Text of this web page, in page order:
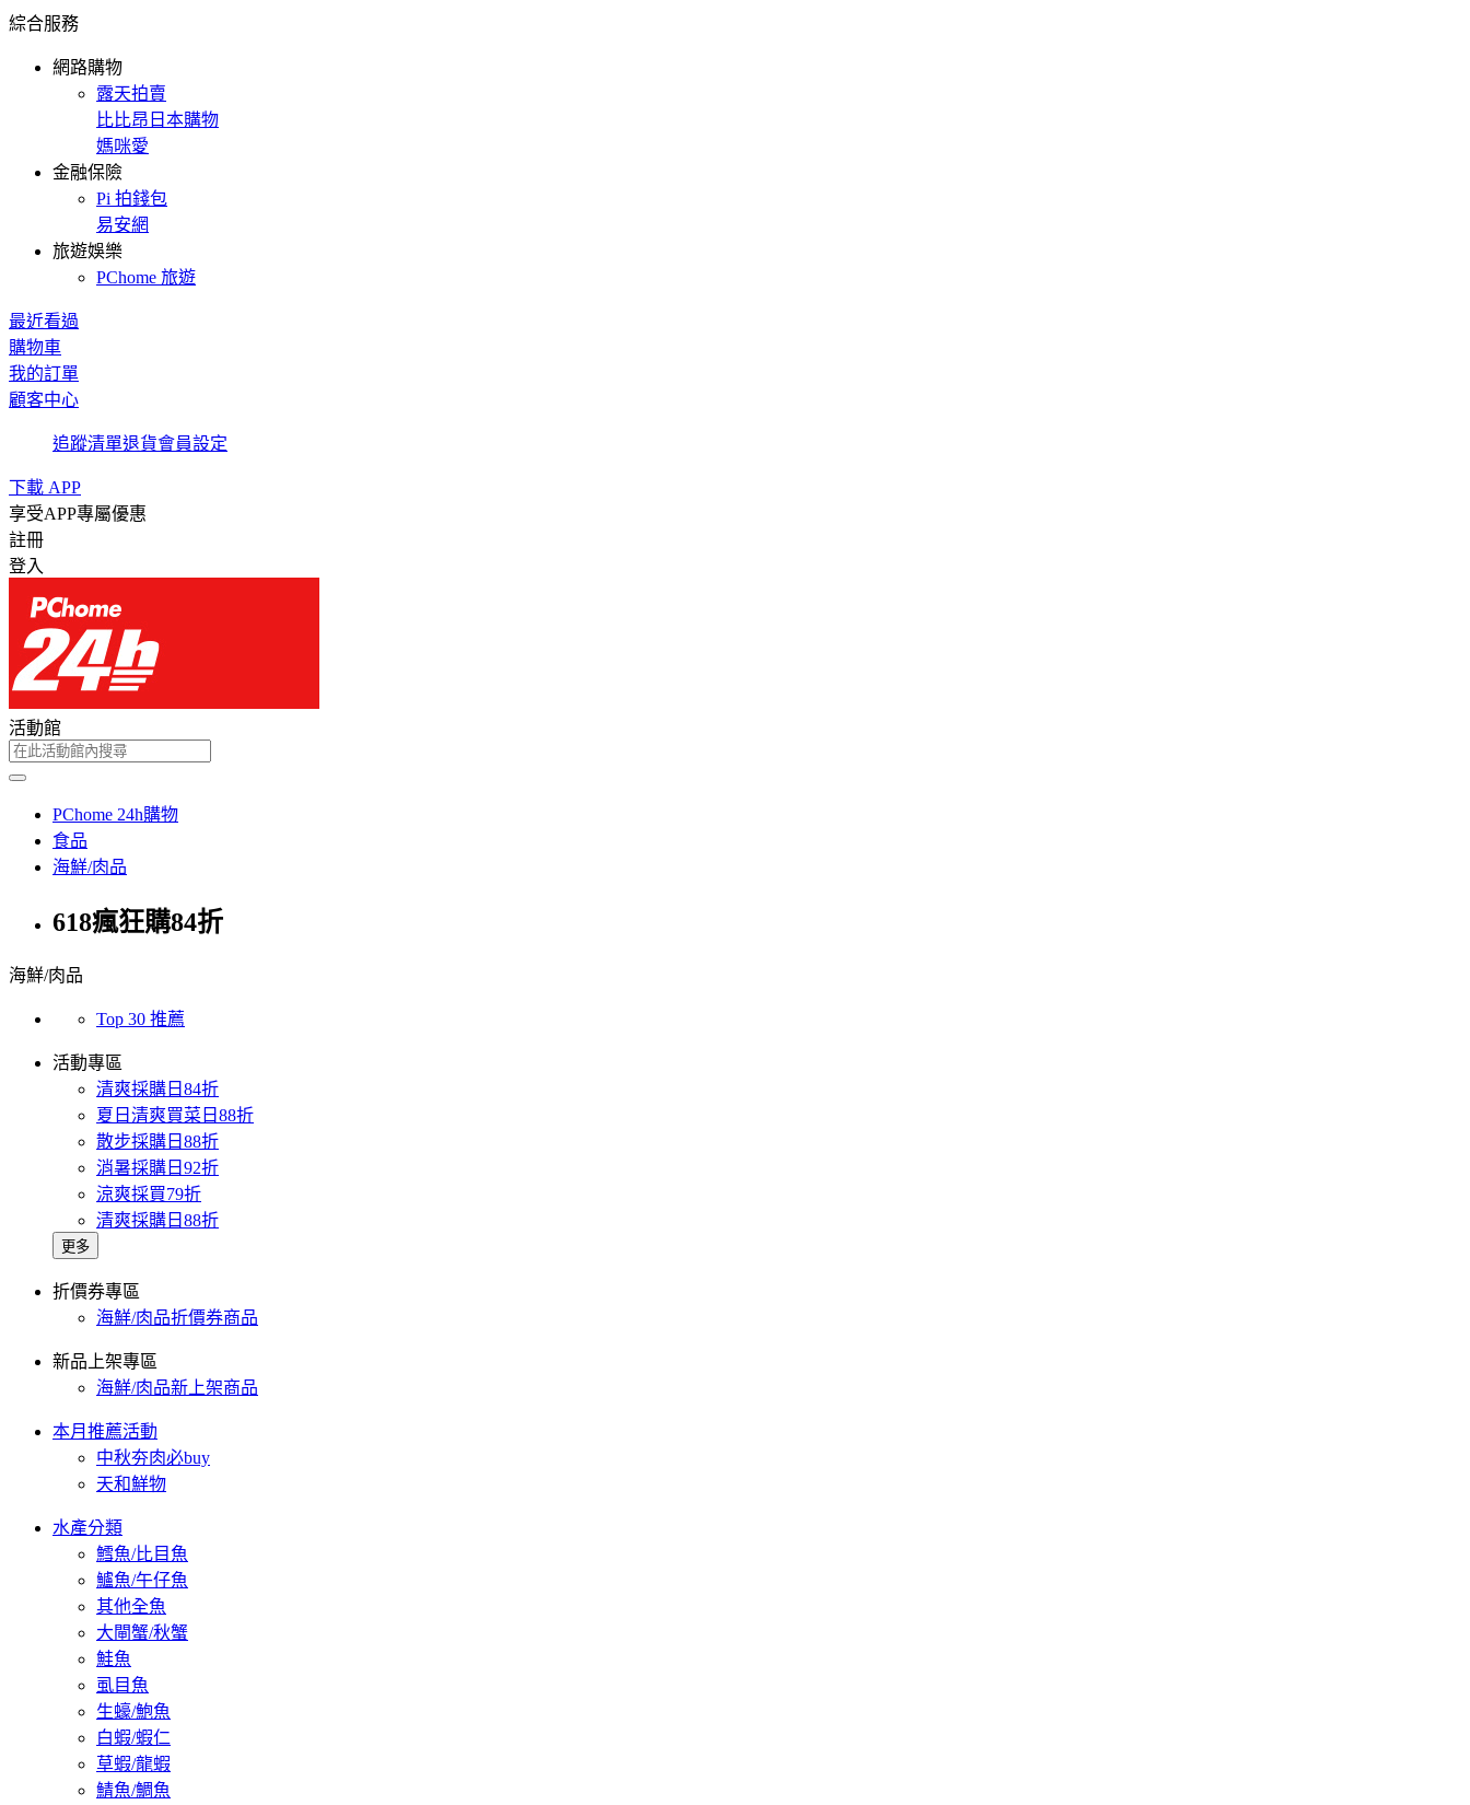
綜合服務
網路購物
露天拍賣
比比昂日本購物
媽咪愛
金融保險
Pi 拍錢包
易安網
旅遊娛樂
PChome 旅遊
最近看過
購物車
我的訂單
顧客中心
追蹤清單退貨會員設定
下載 APP
享受APP專屬優惠
註冊
登入
活動館
PChome 24h購物
食品
海鮮/肉品
618瘋狂購84折
海鮮/肉品
Top 30 推薦
活動專區
清爽採購日84折
夏日清爽買菜日88折
散步採購日88折
消暑採購日92折
涼爽採買79折
清爽採購日88折
更多
折價券專區
海鮮/肉品折價券商品
新品上架專區
海鮮/肉品新上架商品
本月推薦活動
中秋夯肉必buy
天和鮮物
水產分類
鱈魚/比目魚
鱸魚/午仔魚
其他全魚
大閘蟹/秋蟹
鮭魚
虱目魚
生蠔/鮑魚
白蝦/蝦仁
草蝦/龍蝦
鯖魚/鯛魚